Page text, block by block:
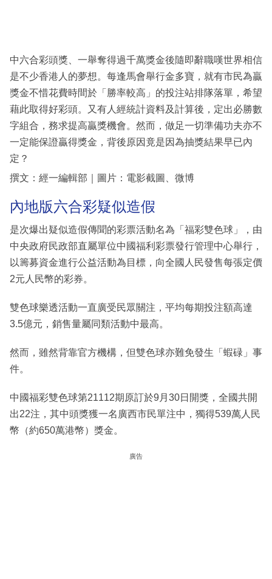
中六合彩頭獎、一舉奪得過千萬獎金後隨即辭職嘆世界相信
是不少香港人的夢想。每逢馬會舉行金多寶，就有市民為贏
獎金不惜花費時間於「勝率較高」的投注站排隊落單，希望
藉此取得好彩頭。又有人經統計資料及計算後，定出必勝數
字組合，務求提高贏獎機會。然而，做足一切準備功夫亦不
一定能保證贏得獎金，背後原因竟是因為抽獎結果早已內
定？
撰文：經一編輯部｜圖片：電影截圖、微博
內地版六合彩疑似造假
是次爆出疑似造假傳聞的彩票活動名為「福彩雙色球」，由
中央政府民政部直屬單位中國福利彩票發行管理中心舉行，
以籌募資金進行公益活動為目標，向全國人民發售每張定價
2元人民幣的彩券。
雙色球樂透活動一直廣受民眾關注，平均每期投注額高達
3.5億元，銷售量屬同類活動中最高。
然而，雖然背靠官方機構，但雙色球亦難免發生「蝦碌」事
件。
中國福彩雙色球第21112期原訂於9月30日開獎，全國共開
出22注，其中頭獎獲一名廣西市民單注中，獨得539萬人民
幣（約650萬港幣）獎金。
廣告